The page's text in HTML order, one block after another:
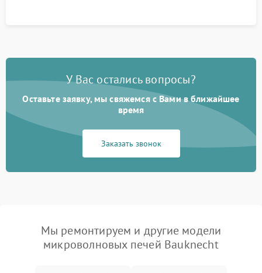
У Вас остались вопросы?
Оставьте заявку, мы свяжемся с Вами в ближайшее
время
Заказать звонок
Мы ремонтируем и другие модели
микроволновых печей Bauknecht